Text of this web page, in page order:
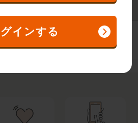
インする
料金
しましては特にございませ